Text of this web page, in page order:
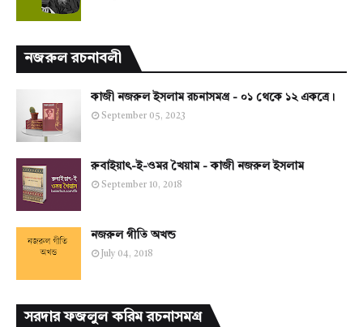
নজরুল রচনাবলী
কাজী নজরুল ইসলাম রচনাসমগ্র - ০১ থেকে ১২ একত্রে।
September 05, 2023
রুবাইয়াৎ-ই-ওমর খৈয়াম - কাজী নজরুল ইসলাম
September 10, 2018
নজরুল গীতি অখন্ড
July 04, 2018
সরদার ফজলুল করিম রচনাসমগ্র